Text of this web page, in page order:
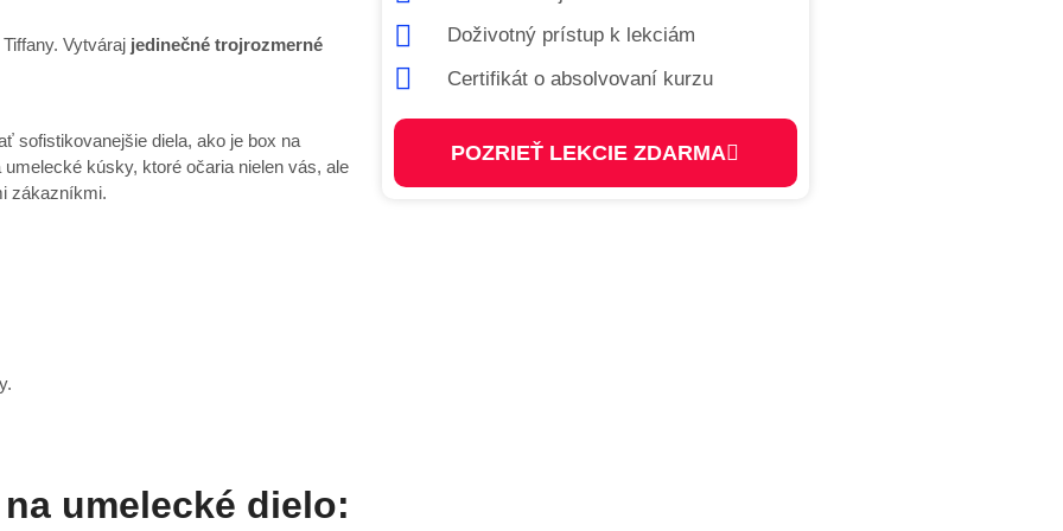
Vytváraj jedinečné trojrozmerné
sofistikovanejšie diela, ako je box na
kúsky, ktoré očaria nielen vás, ale
zákazníkmi.
umelecké dielo:
Doživotný prístup k lekciám
Certifikát o absolvovaní kurzu
POZRIEŤ LEKCIE ZDARMA